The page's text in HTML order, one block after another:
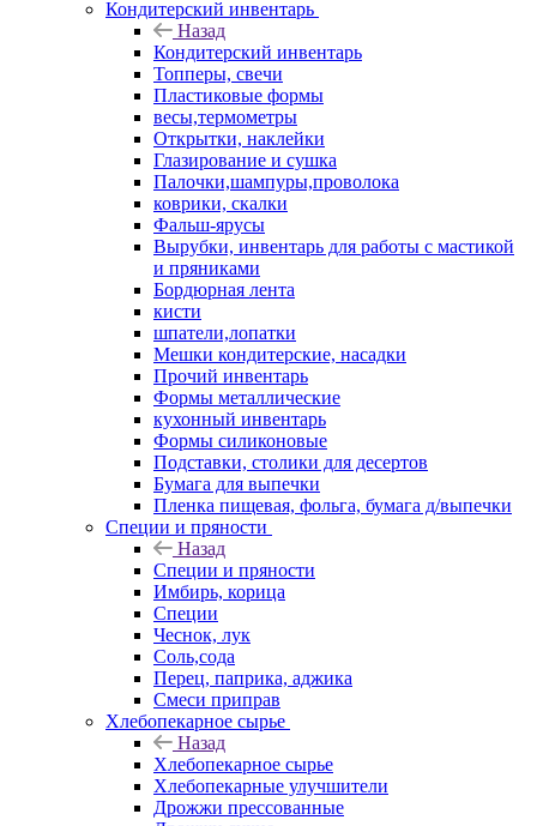
Кондитерский инвентарь
Назад
Кондитерский инвентарь
Топперы, свечи
Пластиковые формы
весы,термометры
Открытки, наклейки
Глазирование и сушка
Палочки,шампуры,проволока
коврики, скалки
Фальш-ярусы
Вырубки, инвентарь для работы с мастикой
и пряниками
Бордюрная лента
кисти
шпатели,лопатки
Мешки кондитерские, насадки
Прочий инвентарь
Формы металлические
кухонный инвентарь
Формы силиконовые
Подставки, столики для десертов
Бумага для выпечки
Пленка пищевая, фольга, бумага д/выпечки
Специи и пряности
Назад
Специи и пряности
Имбирь, корица
Специи
Чеснок, лук
Соль,сода
Перец, паприка, аджика
Смеси приправ
Хлебопекарное сырье
Назад
Хлебопекарное сырье
Хлебопекарные улучшители
Дрожжи прессованные